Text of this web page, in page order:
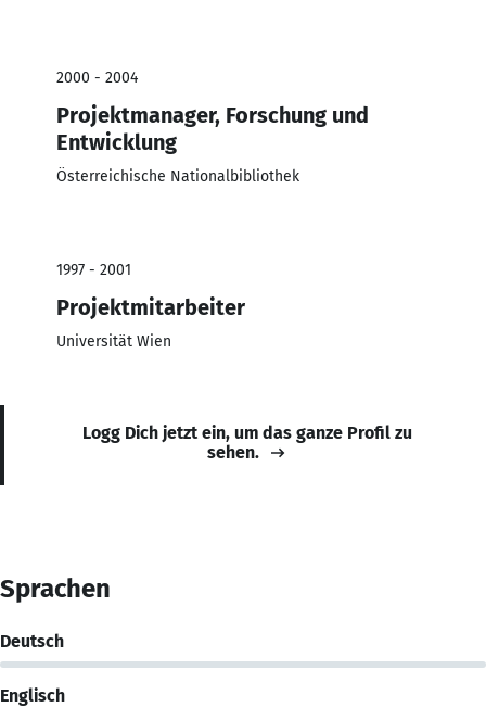
2000 - 2004
Projektmanager, Forschung und
Entwicklung
Österreichische Nationalbibliothek
1997 - 2001
Projektmitarbeiter
Universität Wien
Logg Dich jetzt ein, um das ganze Profil zu
sehen.
Sprachen
Deutsch
Englisch